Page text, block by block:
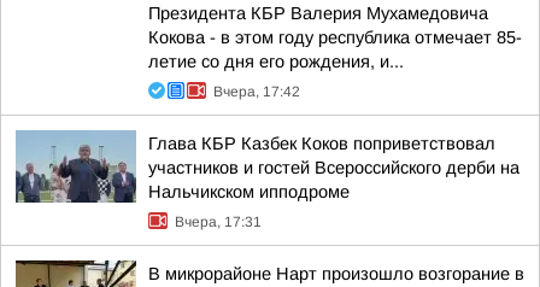
Президента КБР Валерия Мухамедовича
Кокова - в этом году республика отмечает 85-
летие со дня его рождения, и...
Вчера, 17:42
Глава КБР Казбек Коков поприветствовал
участников и гостей Всероссийского дерби на
Нальчикском ипподроме
Вчера, 17:31
В микрорайоне Нарт произошло возгорание в